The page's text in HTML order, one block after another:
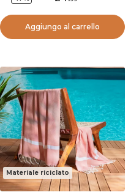
Aggiungo al carrello
Materiale riciclato